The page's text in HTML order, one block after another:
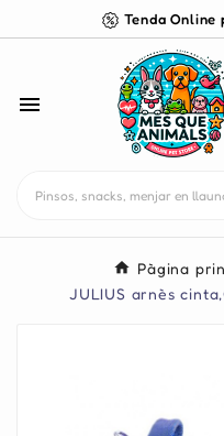
Tenda Online

Pàgina
JULIUS arnès